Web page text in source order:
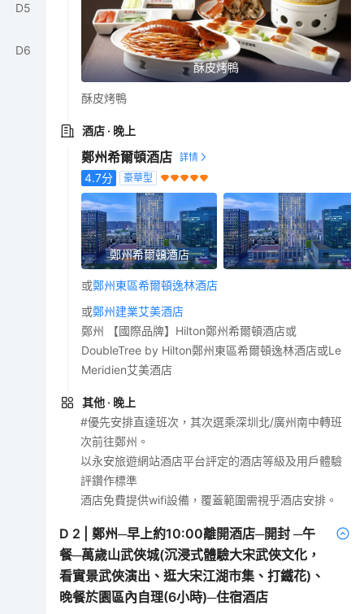
D5
D6
酥皮烤鴨
酥皮烤鴨
酒店 · 晚上
鄭州希爾頓酒店
4.7分 豪華型
鄭州希爾頓酒店
或鄭州東區希爾頓逸林酒店
或鄭州建業艾美酒店
鄭州 【國際品牌】Hilton鄭州希爾頓酒店或
DoubleTree by Hilton鄭州東區希爾頓逸林酒店或Le
Meridien艾美酒店
其他 · 晚上
#優先安排直達班次，其次選乘深圳北/廣州南中轉班
次前往鄭州。
以永安旅遊網站酒店平台評定的酒店等級及用戶體驗
評鑽作標準
酒店免費提供wifi設備，覆蓋範圍需視乎酒店安排。
D 2 |鄭州─早上約10:00離開酒店─開封 ─午
餐─萬歲山武俠城(沉浸式體驗大宋武俠文化，
看實景武俠演出、逛大宋江湖市集、打鐵花)、
晚餐於園區內自理(6小時)─住宿酒店